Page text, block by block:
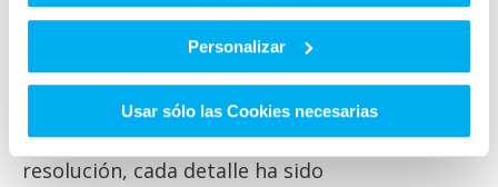
Personalizar
Usar sólo las Cookies necesarias
Adentrarse en el interior del Mercedes-AMG SL
63 es sumergirse en un oasis de lujo y
tecnología. Desde los exquisitos asientos de
cuero hasta las pantallas digitales de alta
resolución, cada detalle ha sido